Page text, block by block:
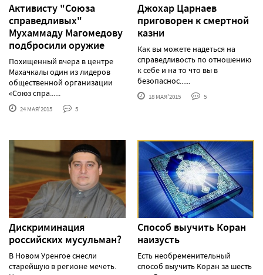
Активисту "Союза
справедливых"
Мухаммаду Магомедову
подбросили оружие
Похищенный вчера в центре
Махачкалы один из лидеров
общественной организации
«Союз спра......
24 МАЯ'2015 5
Джохар Царнаев
приговорен к смертной
казни
Как вы можете надеться на
справедливость по отношению
к себе и на то что вы в
безопаснос......
18 МАЯ'2015 5
Дискриминация
российских мусульман?
В Новом Уренгое снесли
старейшую в регионе мечеть.
Cпособ выучить Коран
наизусть
Есть необременительный
способ выучить Коран за шесть